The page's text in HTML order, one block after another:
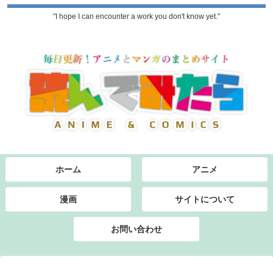
"I hope I can encounter a work you don't know yet."
ホーム アニメ
漫画 サイトについて
お問い合わせ